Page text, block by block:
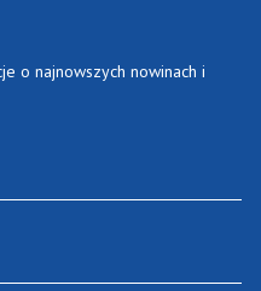
o najnowszych nowinach i